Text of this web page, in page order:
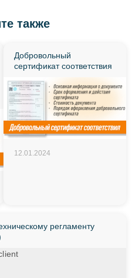
также
Добровольный
сертификат соответствия
12.01.2024
регламенту